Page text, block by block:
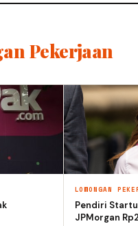
Pekerjaan
LOWONGAN
Pendiri
JPMorgan